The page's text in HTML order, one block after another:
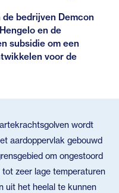
bedrijven Demcon
en de
subsidie om een
voor de
wordt
aardoppervlak gebouwd
om ongestoord
zeer lage temperaturen
uit het heelal te kunnen